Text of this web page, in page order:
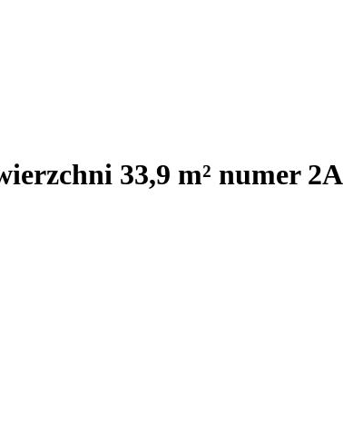
33,9 m² numer